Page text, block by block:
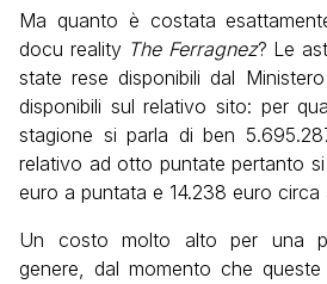
Ma quanto è costata
docu reality The Ferragnez? Le
state rese disponibili dal
disponibili sul relativo sito: per
stagione si parla di ben
relativo ad otto puntate pertanto
euro a puntata e 14.238 euro circa
Un costo molto alto per una
genere, dal momento che